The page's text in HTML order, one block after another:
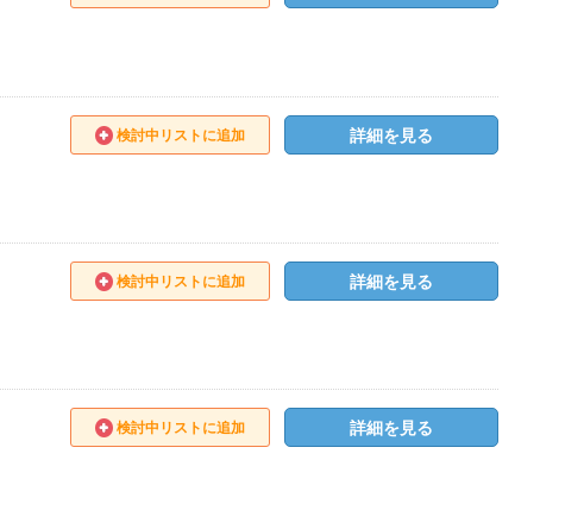
検討中リストに追加 詳細を見る
検討中リストに追加 詳細を見る
検討中リストに追加 詳細を見る